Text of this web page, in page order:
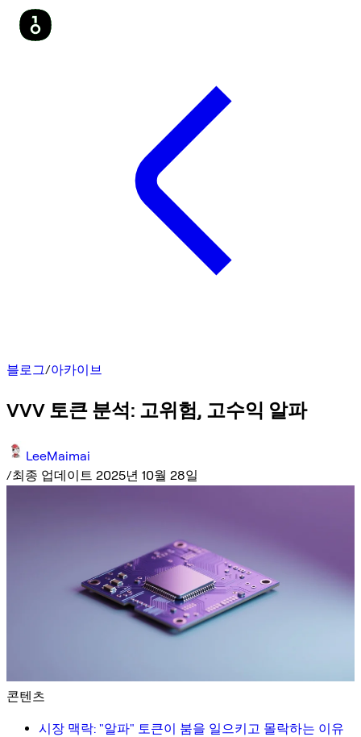
블로그/아카이브
VVV 토큰 분석: 고위험, 고수익 알파
LeeMaimai
/최종 업데이트 2025년 10월 28일
콘텐츠
시장 맥락: "알파" 토큰이 붐을 일으키고 몰락하는 이유